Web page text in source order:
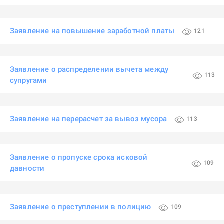
Заявление на повышение заработной платы 121
Заявление о распределении вычета между
супругами
113
Заявление на перерасчет за вывоз мусора 113
Заявление о пропуске срока исковой
давности
109
Заявление о преступлении в полицию 109